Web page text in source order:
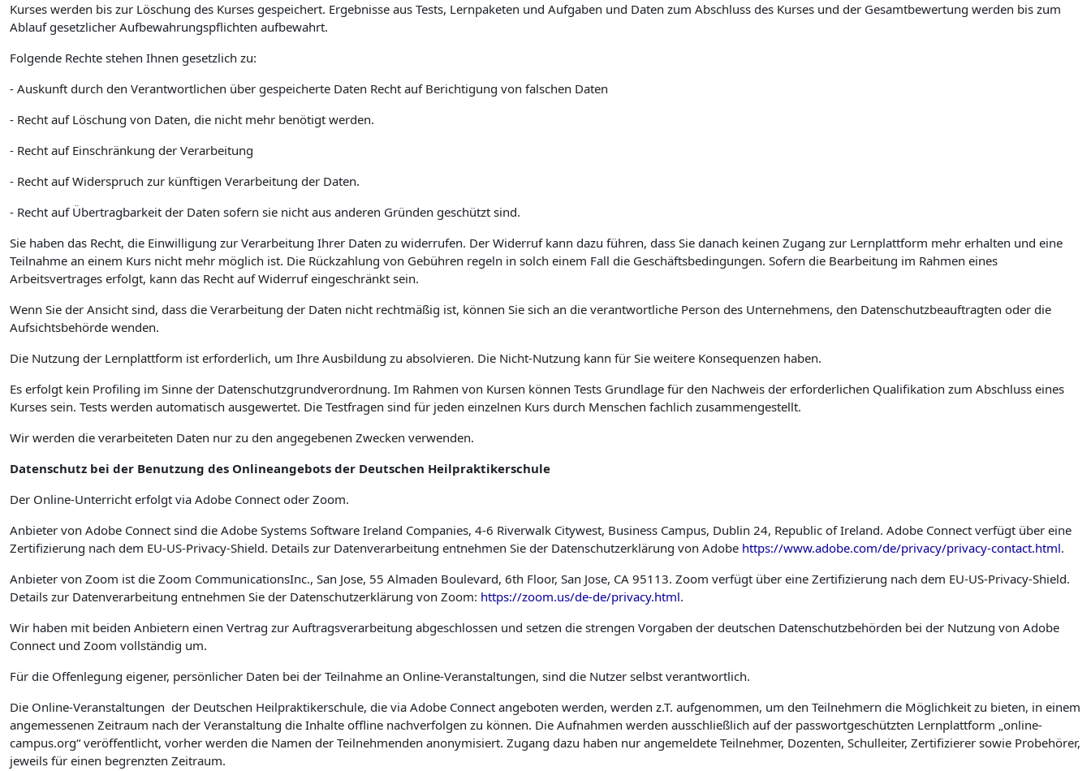
Kurses werden bis zur Löschung des Kurses gespeichert. Ergebnisse aus Tests, Lernpaketen und Aufgaben und Daten zum Abschluss des Kurses und der Gesamtbewertung werden bis zum
Ablauf gesetzlicher Aufbewahrungspflichten aufbewahrt.
Folgende Rechte stehen Ihnen gesetzlich zu:
- Auskunft durch den Verantwortlichen über gespeicherte Daten Recht auf Berichtigung von falschen Daten
- Recht auf Löschung von Daten, die nicht mehr benötigt werden.
- Recht auf Einschränkung der Verarbeitung
- Recht auf Widerspruch zur künftigen Verarbeitung der Daten.
- Recht auf Übertragbarkeit der Daten sofern sie nicht aus anderen Gründen geschützt sind.
Sie haben das Recht, die Einwilligung zur Verarbeitung Ihrer Daten zu widerrufen. Der Widerruf kann dazu führen, dass Sie danach keinen Zugang zur Lernplattform mehr erhalten und eine
Teilnahme an einem Kurs nicht mehr möglich ist. Die Rückzahlung von Gebühren regeln in solch einem Fall die Geschäftsbedingungen. Sofern die Bearbeitung im Rahmen eines
Arbeitsvertrages erfolgt, kann das Recht auf Widerruf eingeschränkt sein.
Wenn Sie der Ansicht sind, dass die Verarbeitung der Daten nicht rechtmäßig ist, können Sie sich an die verantwortliche Person des Unternehmens, den Datenschutzbeauftragten oder die
Aufsichtsbehörde wenden.
Die Nutzung der Lernplattform ist erforderlich, um Ihre Ausbildung zu absolvieren. Die Nicht-Nutzung kann für Sie weitere Konsequenzen haben.
Es erfolgt kein Profiling im Sinne der Datenschutzgrundverordnung. Im Rahmen von Kursen können Tests Grundlage für den Nachweis der erforderlichen Qualifikation zum Abschluss eines
Kurses sein. Tests werden automatisch ausgewertet. Die Testfragen sind für jeden einzelnen Kurs durch Menschen fachlich zusammengestellt.
Wir werden die verarbeiteten Daten nur zu den angegebenen Zwecken verwenden.
Datenschutz bei der Benutzung des Onlineangebots der Deutschen Heilpraktikerschule
Der Online-Unterricht erfolgt via Adobe Connect oder Zoom.
Anbieter von Adobe Connect sind die Adobe Systems Software Ireland Companies, 4-6 Riverwalk Citywest, Business Campus, Dublin 24, Republic of Ireland. Adobe Connect verfügt über eine
Zertifizierung nach dem EU-US-Privacy-Shield. Details zur Datenverarbeitung entnehmen Sie der Datenschutzerklärung von Adobe https://www.adobe.com/de/privacy/privacy-contact.html.
Anbieter von Zoom ist die Zoom CommunicationsInc., San Jose, 55 Almaden Boulevard, 6th Floor, San Jose, CA 95113. Zoom verfügt über eine Zertifizierung nach dem EU-US-Privacy-Shield.
Details zur Datenverarbeitung entnehmen Sie der Datenschutzerklärung von Zoom: https://zoom.us/de-de/privacy.html.
Wir haben mit beiden Anbietern einen Vertrag zur Auftragsverarbeitung abgeschlossen und setzen die strengen Vorgaben der deutschen Datenschutzbehörden bei der Nutzung von Adobe
Connect und Zoom vollständig um.
Für die Offenlegung eigener, persönlicher Daten bei der Teilnahme an Online-Veranstaltungen, sind die Nutzer selbst verantwortlich.
Die Online-Veranstaltungen der Deutschen Heilpraktikerschule, die via Adobe Connect angeboten werden, werden z.T. aufgenommen, um den Teilnehmern die Möglichkeit zu bieten, in einem
angemessenen Zeitraum nach der Veranstaltung die Inhalte offline nachverfolgen zu können. Die Aufnahmen werden ausschließlich auf der passwortgeschützten Lernplattform „online-
campus.org“ veröffentlicht, vorher werden die Namen der Teilnehmenden anonymisiert. Zugang dazu haben nur angemeldete Teilnehmer, Dozenten, Schulleiter, Zertifizierer sowie Probehörer,
jeweils für einen begrenzten Zeitraum.